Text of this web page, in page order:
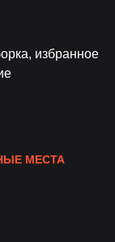
избранное
МЕСТА